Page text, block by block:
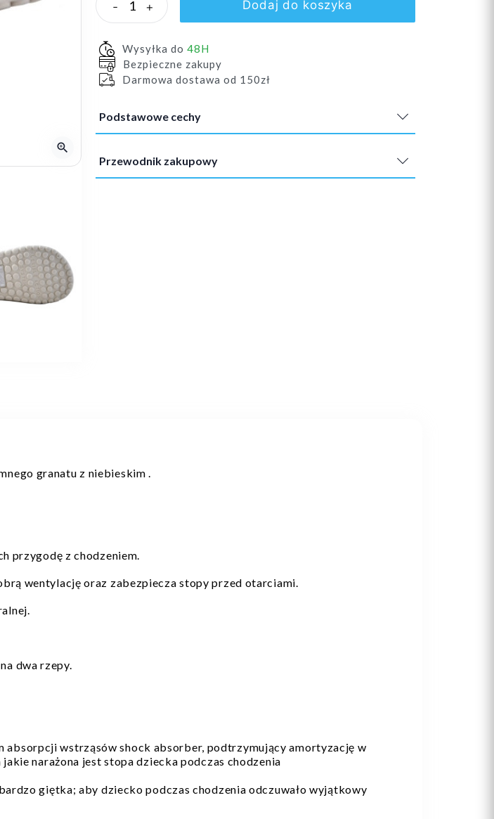
zoom_in
- + Dodaj do koszyka
Wysyłka do 48H
Bezpieczne zakupy
Darmowa dostawa od 150zł
Podstawowe cechy
Przewodnik zakupowy
granatu z niebieskim .
przygodę z chodzeniem.
wentylację oraz zabezpiecza stopy przed otarciami.
dwa rzepy.
absorpcji wstrząsów shock absorber, podtrzymujący amortyzację w
narażona jest stopa dziecka podczas chodzenia
giętka; aby dziecko podczas chodzenia odczuwało wyjątkowy